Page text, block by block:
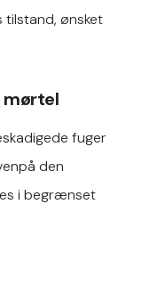
ønsket
mørtel
fuger
den
i begrænset